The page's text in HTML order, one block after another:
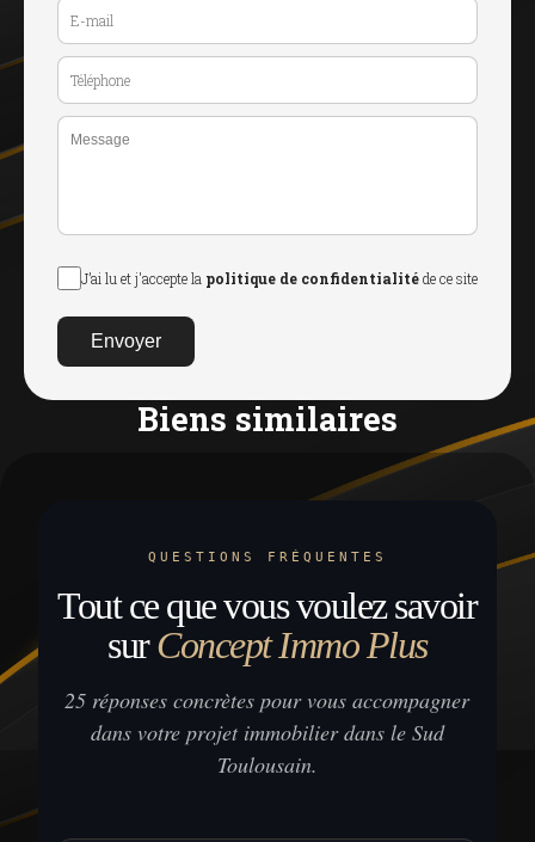
J’ai lu et j'accepte la politique de confidentialitéde ce site
Envoyer
Biens similaires
QUESTIONS FRÉQUENTES
Tout ce que vous voulez savoir
surConcept Immo Plus
25 réponses concrètes pour vous accompagner
dans votre projet immobilier dans le Sud
Toulousain.